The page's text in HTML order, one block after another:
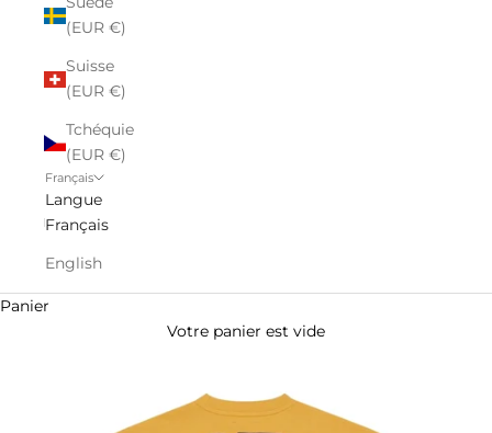
(EUR €)
Suisse
(EUR €)
Tchéquie
(EUR €)
Français
Langue
Français
English
Panier
Votre panier est vide